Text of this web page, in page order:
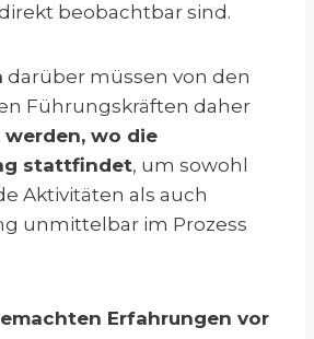
beobachtbar sind.
darüber müssen von den
Führungskräften daher
wo die
stattfindet, um sowohl
Aktivitäten als auch
unmittelbar im Prozess
Erfahrungen vor